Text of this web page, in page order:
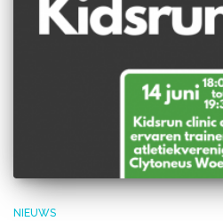
NIEUWS